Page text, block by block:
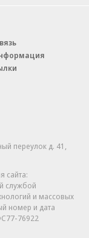
переулок д. 41,
сайта:
службой
и массовых
номер и дата
76922